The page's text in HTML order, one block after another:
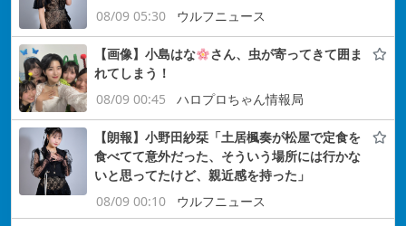
08/09 05:30
ウルフニュース
【画像】小島はな
さん、虫が寄ってきて囲ま
れてしまう！
08/09 00:45
ハロプロちゃん情報局
【朗報】小野田紗栞「土居楓奏が松屋で定食を
食べてて意外だった、そういう場所には行かな
いと思ってたけど、親近感を持った」
08/09 00:10
ウルフニュース